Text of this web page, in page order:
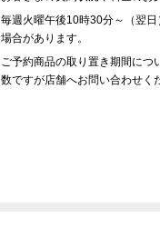
毎週火曜午後10時30分～（翌
場合があります。
ご予約商品の取り置き期間につ
数ですが店舗へお問い合わせく